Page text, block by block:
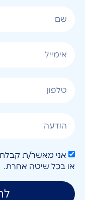
או בכל שיטה אחרת.